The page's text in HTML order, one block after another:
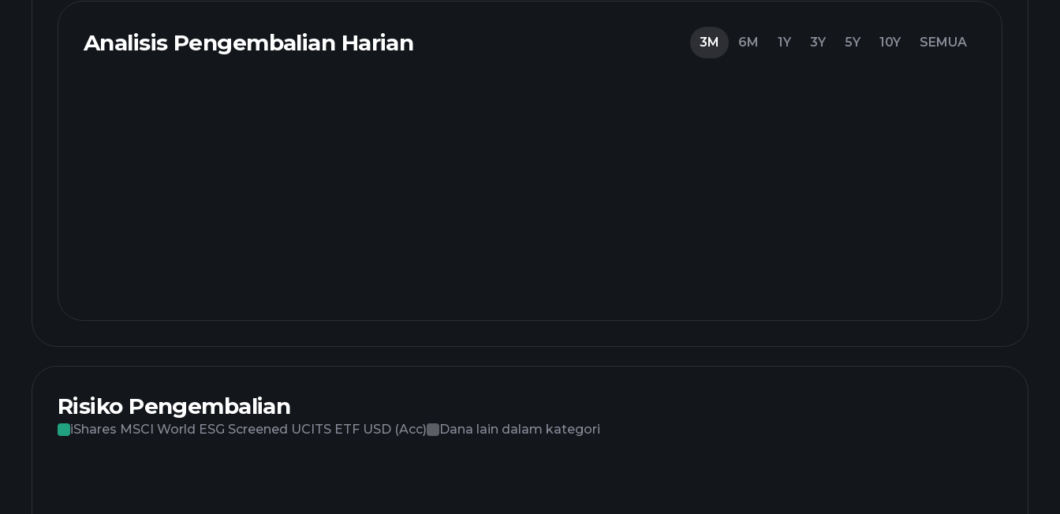
Analisis Pengembalian Harian 3M 6M 1Y 3Y 5Y 10Y SEMUA
Risiko Pengembalian
iShares MSCI World ESG Screened UCITS ETF USD (Acc) Dana lain dalam kategori